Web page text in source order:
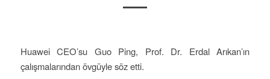
Huawei CEO’su Guo Ping, Prof. Dr. Erdal Arıkan’ın
çalışmalarından övgüyle söz etti.